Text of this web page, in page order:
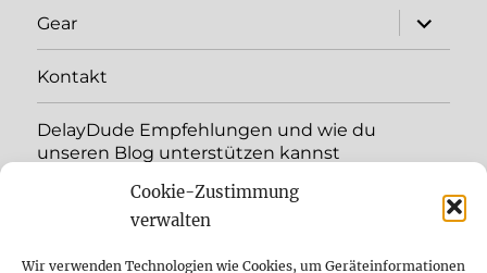
Cookie-Zustimmung
verwalten
Wir verwenden Technologien wie Cookies, um Geräteinformationen
Gear
öffnen
Kontakt
DelayDude Empfehlungen und wie du
unseren Blog unterstützen kannst
öffnen
YouTube